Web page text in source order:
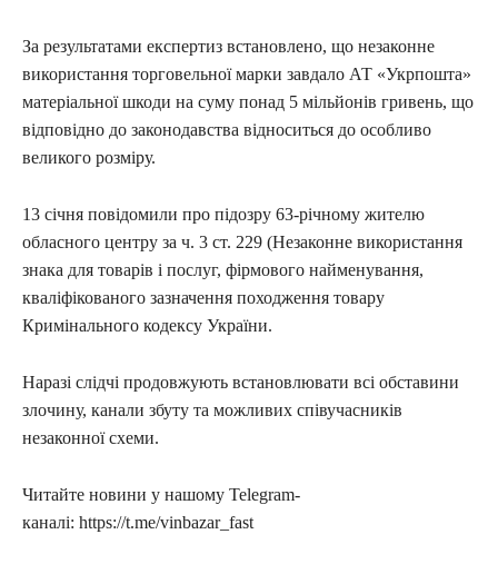
За результатами експертиз встановлено, що незаконне
використання торговельної марки завдало АТ «Укрпошта»
матеріальної шкоди на суму понад 5 мільйонів гривень, що
відповідно до законодавства відноситься до особливо
великого розміру.
13 січня повідомили про підозру 63-річному жителю
обласного центру за ч. 3 ст. 229 (Незаконне використання
знака для товарів і послуг, фірмового найменування,
кваліфікованого зазначення походження товару
Кримінального кодексу України.
Наразі слідчі продовжують встановлювати всі обставини
злочину, канали збуту та можливих співучасників
незаконної схеми.
Читайте новини у нашому Telegram-
каналі: https://t.me/vinbazar_fast